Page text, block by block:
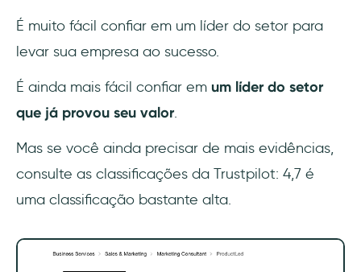
É muito fácil confiar em um líder do setor para
levar sua empresa ao sucesso.
É ainda mais fácil confiar em um líder do setor
que já provou seu valor.
Mas se você ainda precisar de mais evidências,
consulte as classificações da Trustpilot: 4,7 é
uma classificação bastante alta.